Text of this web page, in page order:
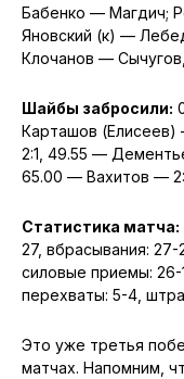
Бабенко — Магдич;
Яновский (к) —
Клочанов —
Шайбы забросили:
Карташов (Елисеев)
2:1, 49.55 —
65.00 — Вахитов —
Статистика матча:
27, вбрасывания: 27-
силовые приемы: 26-
перехваты: 5-4,
Это уже третья
матчах. Напомним,